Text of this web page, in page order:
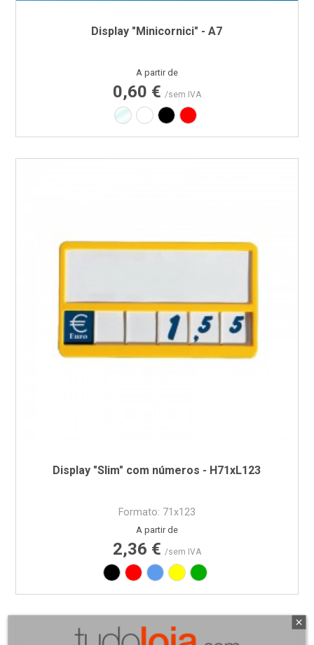
Display "Minicornici" - A7
Preço
A partir de
0,60 € /sem IVA
Transparente
BrancoPreto Vermelho
Display "Slim" com números - H71xL123
Formato: 71x123
Preço
A partir de
2,36 € /sem IVA
Preto Vermelho
Azul AmareloVerde